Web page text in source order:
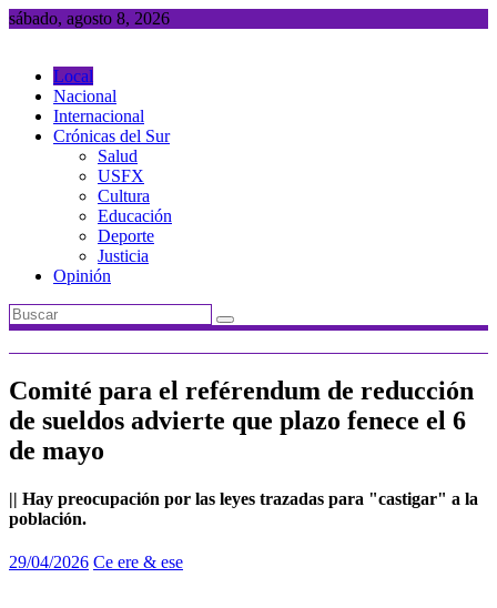
Saltar
sábado, agosto 8, 2026
Local
Nacional
Internacional
Crónicas del Sur
Salud
USFX
Cultura
Educación
Deporte
Justicia
Opinión
Comité para el reférendum de reducción
de sueldos advierte que plazo fenece el 6
de mayo
|| Hay preocupación por las leyes trazadas para "castigar" a la
población.
29/04/2026 Ce ere & ese